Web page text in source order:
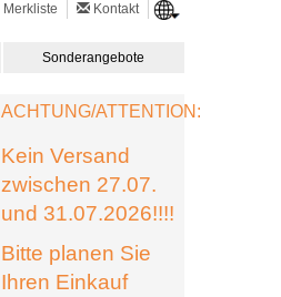
Merkliste Kontakt
Sonderangebote
ACHTUNG/ATTENTION:
Kein Versand
zwischen 27.07.
und 31.07.2026!!!!
Bitte planen Sie
Ihren Einkauf